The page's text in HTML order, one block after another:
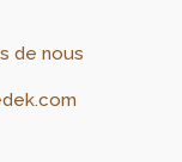
de nous